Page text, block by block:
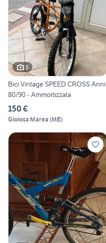
6
Bici Vintage SPEED CROSS Anni
80/90 - Ammortizzata
150 €
Gioiosa Marea (ME)